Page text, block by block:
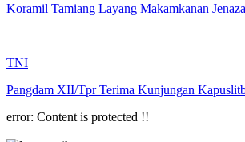
Koramil Tamiang Layang Makamkanan
TNI
Pangdam XII/Tpr Terima Kunjungan
error: Content is protected !!